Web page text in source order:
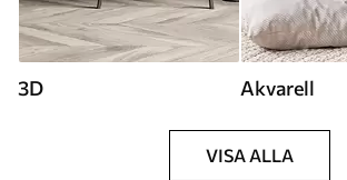
3D Akvarell
VISA ALLA